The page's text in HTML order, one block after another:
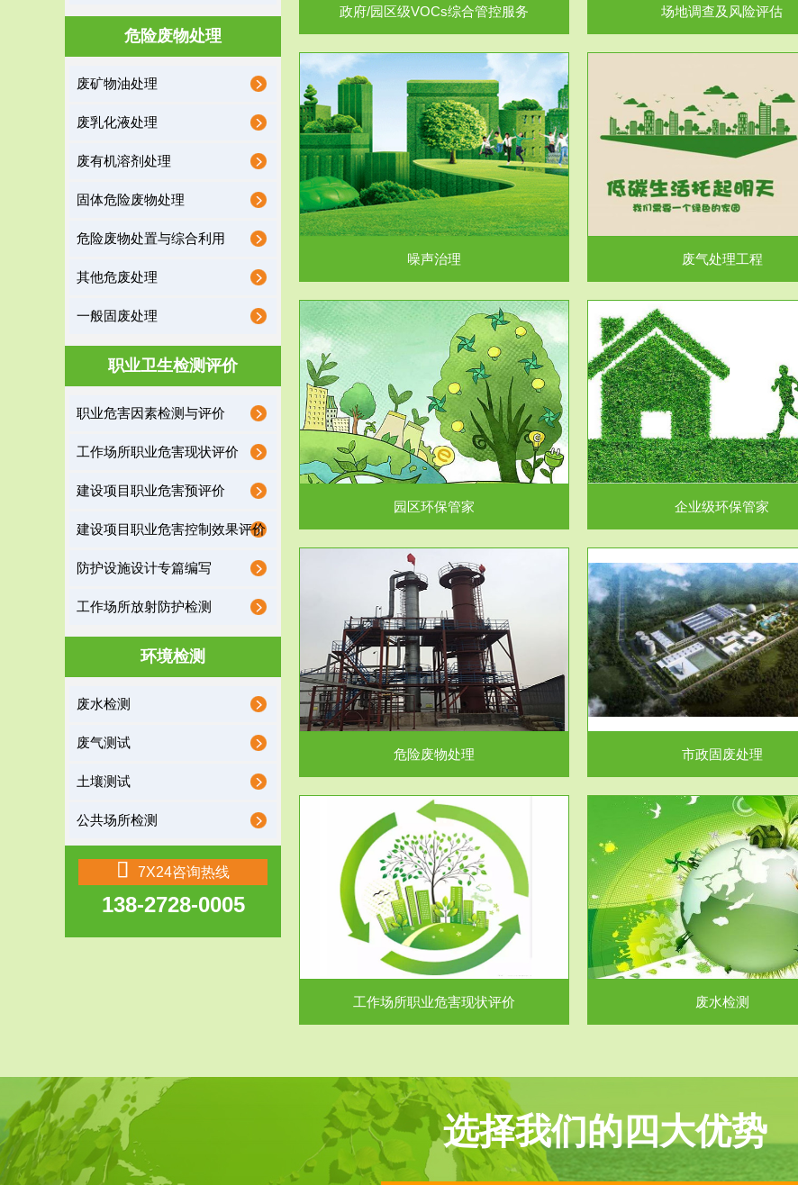
危险废物处理
废矿物油处理
废乳化液处理
废有机溶剂处理
固体危险废物处理
危险废物处置与综合利用
其他危废处理
一般固废处理
职业卫生检测评价
职业危害因素检测与评价
工作场所职业危害现状评价
建设项目职业危害预评价
建设项目职业危害控制效果评价
防护设施设计专篇编写
工作场所放射防护检测
环境检测
废水检测
废气测试
土壤测试
公共场所检测
7X24咨询热线
138-2728-0005
政府/园区级VOCs综合管控服务 场地调查及风险评估
服务范围
噪声治理
噪声治理
服务范围
废气处理工程
废气处理工程
服务范围
水处理工程
服务范围
园区环保管家
保护作用促进供给侧结...
园区环保管家
服务范围
企业级环保管家
排污许可证作为企业环保执法情况的一个重要依
据，其必要性及合规性...
企业级环保管家
服务范围
固体危险废物处理
固体废物解释：固体废物是指人们
日常生活和其他活动
服务范围
危险废物处理
危险废物解释：根据《中华人民共和国固体废物
污染防治法》的规定，危...
危险废物处理
服务范围
市政固废处理
蔚蓝生态环境科技所从事的市政废物处理业务包
括市政废物的处理处...
市政固废处理
服务范围
工作场所职业危害因素检测
【检测评价意义】：全面了解工
害因素分布与浓（强）
服务范围
工作场所职业危害现状评价
工作场所职业危害现状评价
服务范围
废水检测
废水污水检测主要是对企业工厂在生产工艺过程
中排出的废水、污水...
废水检测
服务范围
废气测试
检测范围工业废气检测包括有机
气。有机废气主要包
选择我们的四大优势